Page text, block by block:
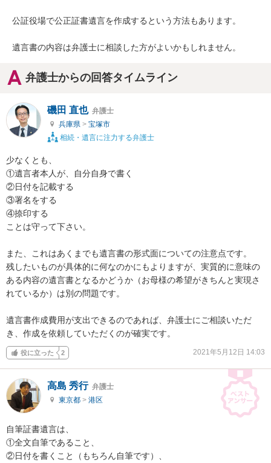
公証役場で公正証書遺言を作成するという方法もあります。
遺言書の内容は弁護士に相談した方がよいかもしれません。
弁護士からの回答タイムライン
磯田 直也 弁護士
兵庫県 > 宝塚市
相続・遺言に注力する弁護士
少なくとも、
①遺言者本人が、自分自身で書く
②日付を記載する
③署名をする
④捺印する
ことは守って下さい。
また、これはあくまでも遺言書の形式面についての注意点です。
残したいものが具体的に何なのかにもよりますが、実質的に意味の
ある内容の遺言書となるかどうか（お母様の希望がきちんと実現さ
れているか）は別の問題です。
遺言書作成費用が支出できるのであれば、弁護士にご相談いただ
き、作成を依頼していただくのが確実です。
役に立った 2 2021年5月12日 14:03
高島 秀行 弁護士
東京都 > 港区
自筆証書遺言は、
①全文自筆であること、
②日付を書くこと（もちろん自筆です）、